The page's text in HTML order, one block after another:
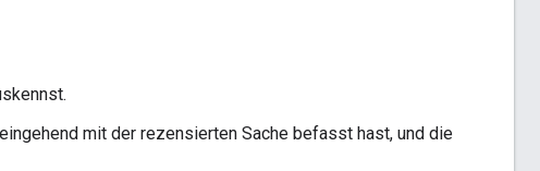
mit der rezensierten Sache befasst hast, und die